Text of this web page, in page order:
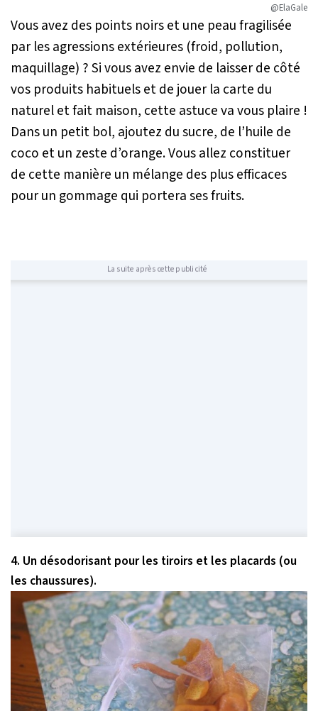
@ElaGale
Vous avez des points noirs et une peau fragilisée
par les agressions extérieures (froid, pollution,
maquillage) ? Si vous avez envie de laisser de côté
vos produits habituels et de jouer la carte du
naturel et fait maison, cette astuce va vous plaire !
Dans un petit bol, ajoutez du sucre, de l’huile de
coco et un zeste d’orange. Vous allez constituer
de cette manière un mélange des plus efficaces
pour un gommage qui portera ses fruits.
La suite après cette publicité
4. Un désodorisant pour les tiroirs et les placards (ou
les chaussures).